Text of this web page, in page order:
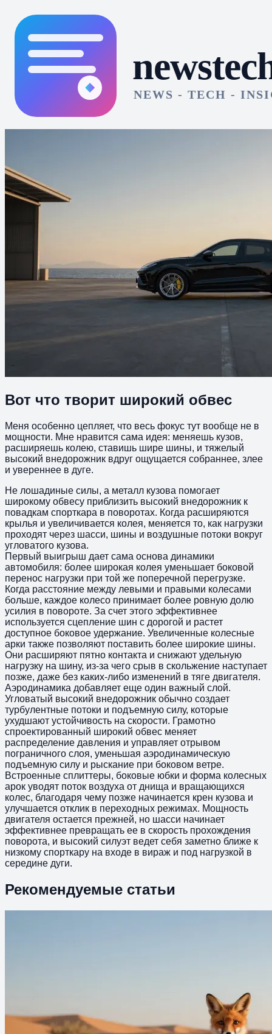
Вот что творит широкий обвес
Меня особенно цепляет, что весь фокус тут вообще не в
мощности. Мне нравится сама идея: меняешь кузов,
расширяешь колею, ставишь шире шины, и тяжелый
высокий внедорожник вдруг ощущается собраннее, злее
и увереннее в дуге.
Не лошадиные силы, а металл кузова помогает
широкому обвесу приблизить высокий внедорожник к
повадкам спорткара в поворотах. Когда расширяются
крылья и увеличивается колея, меняется то, как нагрузки
проходят через шасси, шины и воздушные потоки вокруг
угловатого кузова.
Первый выигрыш дает сама основа динамики
автомобиля: более широкая колея уменьшает боковой
перенос нагрузки при той же поперечной перегрузке.
Когда расстояние между левыми и правыми колесами
больше, каждое колесо принимает более ровную долю
усилия в повороте. За счет этого эффективнее
используется сцепление шин с дорогой и растет
доступное боковое удержание. Увеличенные колесные
арки также позволяют поставить более широкие шины.
Они расширяют пятно контакта и снижают удельную
нагрузку на шину, из-за чего срыв в скольжение наступает
позже, даже без каких-либо изменений в тяге двигателя.
Аэродинамика добавляет еще один важный слой.
Угловатый высокий внедорожник обычно создает
турбулентные потоки и подъемную силу, которые
ухудшают устойчивость на скорости. Грамотно
спроектированный широкий обвес меняет
распределение давления и управляет отрывом
пограничного слоя, уменьшая аэродинамическую
подъемную силу и рыскание при боковом ветре.
Встроенные сплиттеры, боковые юбки и форма колесных
арок уводят поток воздуха от днища и вращающихся
колес, благодаря чему позже начинается крен кузова и
улучшается отклик в переходных режимах. Мощность
двигателя остается прежней, но шасси начинает
эффективнее превращать ее в скорость прохождения
поворота, и высокий силуэт ведет себя заметно ближе к
низкому спорткару на входе в вираж и под нагрузкой в
середине дуги.
Рекомендуемые статьи